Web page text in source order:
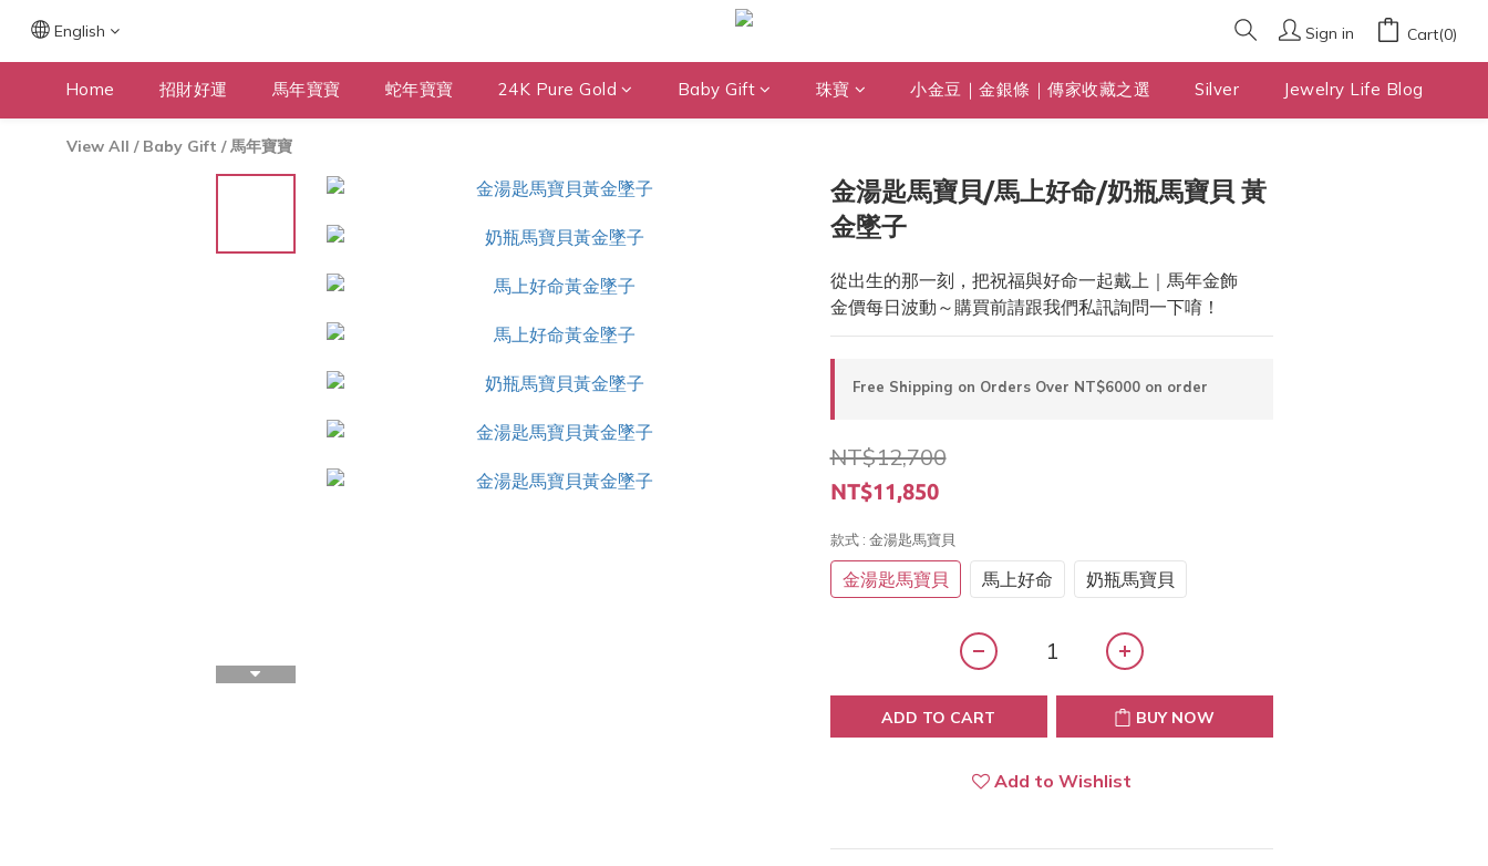
English Sign in Cart(0)
Home 招財好運 馬年寶寶 蛇年寶寶 24K Pure Gold Baby Gift 珠寶 小金豆｜金銀條｜傳家收藏之選 Silver Jewelry Life Blog
View All / Baby Gift /馬年寶寶
金湯匙馬寶貝/馬上好命/奶瓶馬寶貝 黃
金墜子
從出生的那一刻，把祝福與好命一起戴上｜馬年金飾
金價每日波動～購買前請跟我們私訊詢問一下唷！
Free Shipping on Orders Over NT$6000 on order
NT$12,700
NT$11,850
款式 : 金湯匙馬寶貝
金湯匙馬寶貝 馬上好命 奶瓶馬寶貝
ADD TO CART BUY NOW
Add to Wishlist